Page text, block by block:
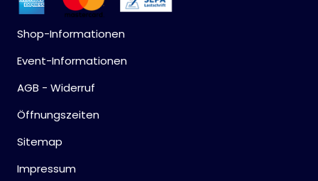
Shop-Informationen
Event-Informationen
AGB - Widerruf
Öffnungszeiten
Sitemap
Impressum